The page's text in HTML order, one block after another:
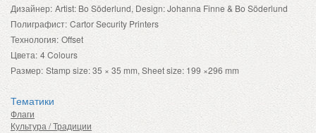
Дизайнер: Artist: Bo Söderlund, Design: Johanna Finne & Bo Söderlund
Полиграфист: Cartor Security Printers
Технология: Offset
Цвета: 4 Colours
Размер: Stamp size: 35 × 35 mm, Sheet size: 199 ×296 mm
Тематики
Флаги
Культура / Традиции